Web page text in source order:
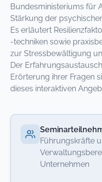
Bundesministeriums für
Stärkung der
Es erläutert
-techniken sowie
zur Stressbewältigung
Der
Erörterung ihrer Fragen
dieses interaktiven
Führungskräfte
Unternehmen